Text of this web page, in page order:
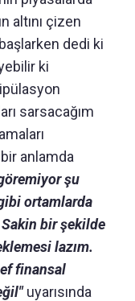
altını çizen
dedi ki
ki
sarsacağım
anlamda
şu
ortamlarda
Sakin bir şekilde
lazım.
finansal
uyarısında